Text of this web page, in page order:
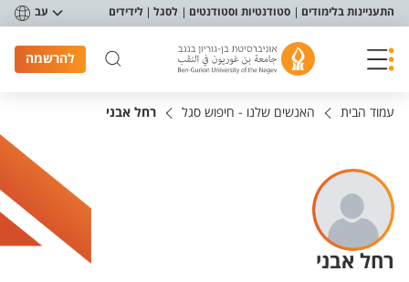
תפריט נגישות
התעניינות בלימודים סטודנטיות וסטודנטים לסגל לידידים עב
להרשמה
עמוד הבית האנשים שלנו - חיפוש סגל רחל אבני
רחל אבני